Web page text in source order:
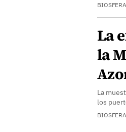
La
la
La
los